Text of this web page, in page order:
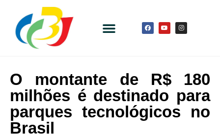
O montante de R$ 180
milhões é destinado para
parques tecnológicos no
Brasil